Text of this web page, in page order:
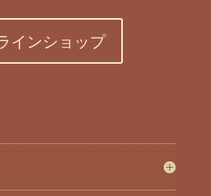
インショップ